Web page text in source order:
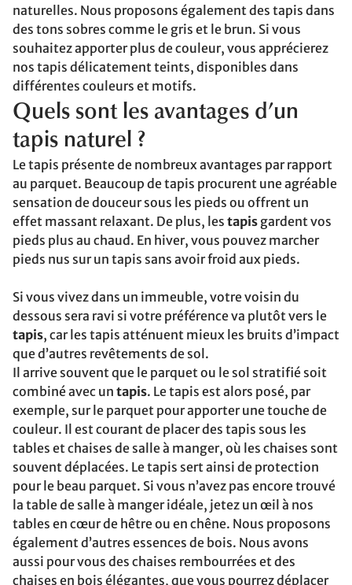
naturelles. Nous proposons également des tapis dans
des tons sobres comme le gris et le brun. Si vous
souhaitez apporter plus de couleur, vous apprécierez
nos tapis délicatement teints, disponibles dans
différentes couleurs et motifs.
Quels sont les avantages d’un
tapis naturel ?
Le tapis présente de nombreux avantages par rapport
au parquet. Beaucoup de tapis procurent une agréable
sensation de douceur sous les pieds ou offrent un
effet massant relaxant. De plus, les tapis gardent vos
pieds plus au chaud. En hiver, vous pouvez marcher
pieds nus sur un tapis sans avoir froid aux pieds.
Si vous vivez dans un immeuble, votre voisin du
dessous sera ravi si votre préférence va plutôt vers le
tapis, car les tapis atténuent mieux les bruits d’impact
que d’autres revêtements de sol.
Il arrive souvent que le parquet ou le sol stratifié soit
combiné avec un tapis. Le tapis est alors posé, par
exemple, sur le parquet pour apporter une touche de
couleur. Il est courant de placer des tapis sous les
tables et chaises de salle à manger, où les chaises sont
souvent déplacées. Le tapis sert ainsi de protection
pour le beau parquet. Si vous n’avez pas encore trouvé
la table de salle à manger idéale, jetez un œil à nos
tables en cœur de hêtre ou en chêne. Nous proposons
également d’autres essences de bois. Nous avons
aussi pour vous des chaises rembourrées et des
chaises en bois élégantes, que vous pourrez déplacer